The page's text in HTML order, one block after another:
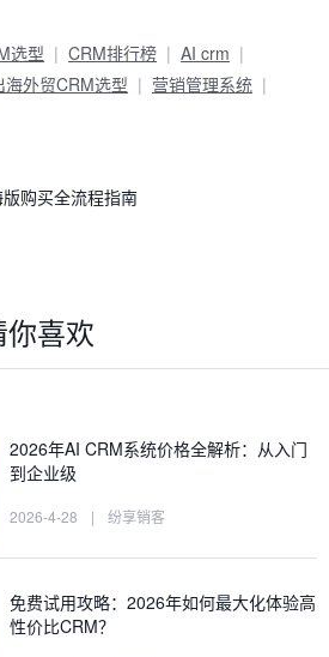
选型 CRM排行榜
AI crm
海外贸CRM选型
营销管理系统
购买全流程指南
你喜欢
2026年AI CRM系统价格全解析：从入门
到企业级
2026-4-28 | 纷享销客
免费试用攻略：2026年如何最大化体验高
性价比CRM？